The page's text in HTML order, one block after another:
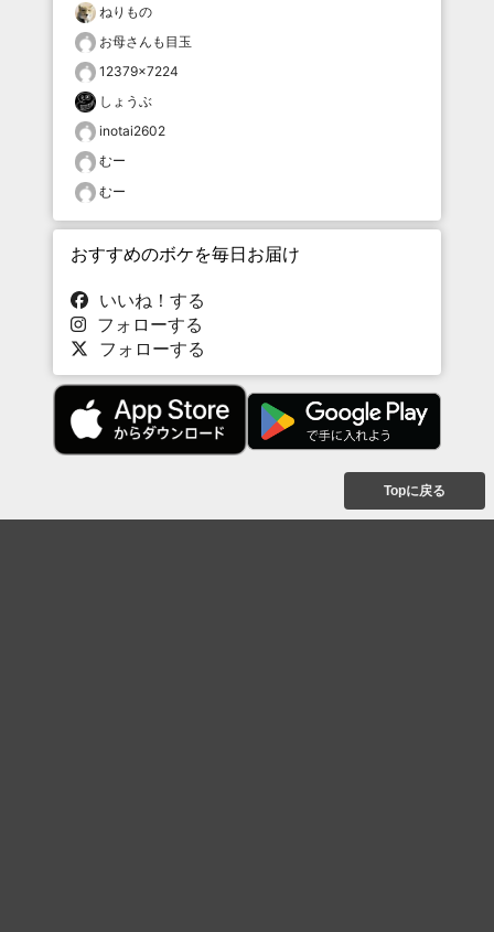
ねりもの
お母さんも目玉
12379×7224
しょうぶ
inotai2602
むー
むー
おすすめのボケを毎日お届け
いいね！する
フォローする
フォローする
Topに戻る